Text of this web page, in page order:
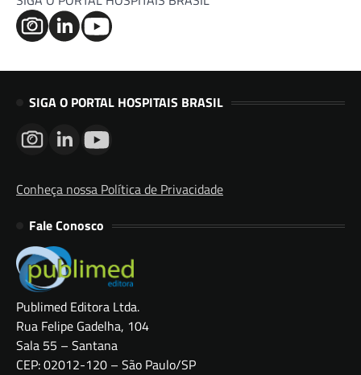
SIGA O PORTAL HOSPITAIS BRASIL
Conheça nossa Política de Privacidade
Fale Conosco
Publimed Editora Ltda.
Rua Felipe Gadelha, 104
Sala 55 – Santana
CEP: 02012-120 – São Paulo/SP